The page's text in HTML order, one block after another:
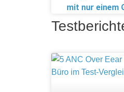
mit nur einem